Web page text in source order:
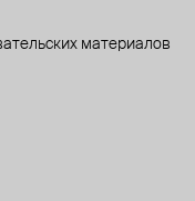
материалов